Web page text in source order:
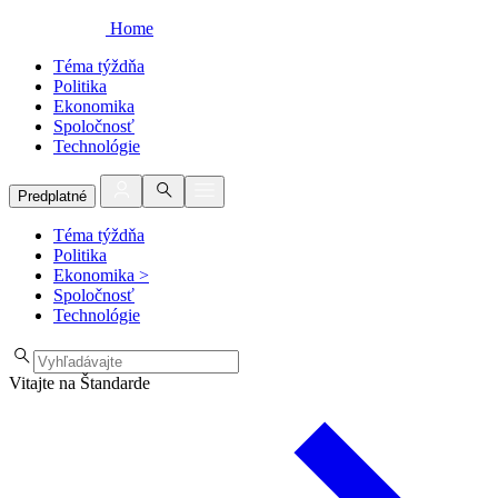
Home
Téma týždňa
Politika
Ekonomika
Spoločnosť
Technológie
Predplatné
Téma týždňa
Politika
Ekonomika >
Spoločnosť
Technológie
Vitajte na Štandarde